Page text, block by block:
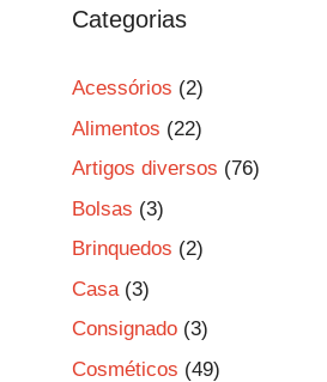
Categorias
Acessórios (2)
Alimentos (22)
Artigos diversos (76)
Bolsas (3)
Brinquedos (2)
Casa (3)
Consignado (3)
Cosméticos (49)